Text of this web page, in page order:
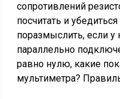
сопротивлений
посчитать и
поразмыслить, если у
параллельно
равно нулю, какие
мультиметра?